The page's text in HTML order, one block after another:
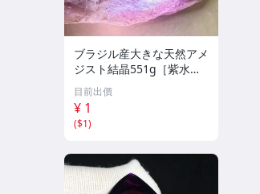
ブラジル産大きな天然アメ
ジスト結晶551g［紫水
晶］1本剣^ ^綺麗
目前出價
¥ 1
($1)